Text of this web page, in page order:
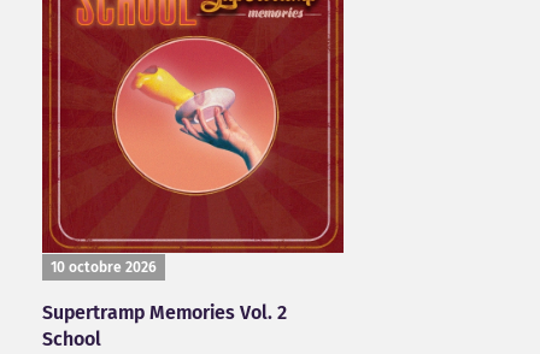
10 octobre 2026
Supertramp Memories Vol. 2
School